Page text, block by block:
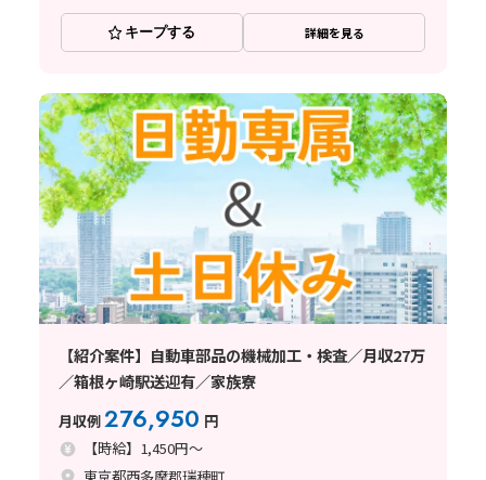
キープする 詳細を見る
【紹介案件】自動車部品の機械加工・検査／月収27万
／箱根ヶ崎駅送迎有／家族寮
月収例276,950 円
【時給】1,450円～